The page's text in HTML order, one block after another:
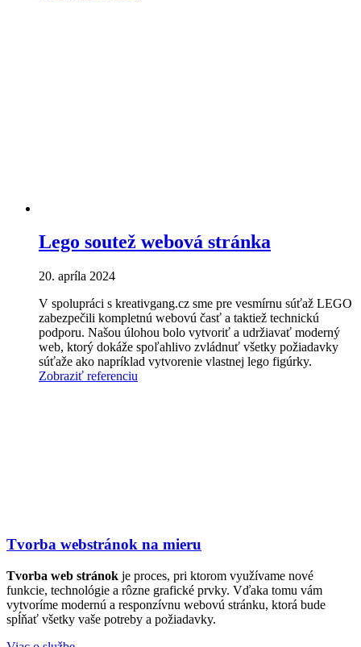
Lego soutež webová stránka
20. apríla 2024
V spolupráci s kreativgang.cz sme pre vesmírnu súťaž LEGO
zabezpečili kompletnú webovú časť a taktiež technickú
podporu. Našou úlohou bolo vytvoriť a udržiavať moderný
web, ktorý dokáže spoľahlivo zvládnuť všetky požiadavky
súťaže ako napríklad vytvorenie vlastnej lego figúrky.
Zobraziť referenciu
Tvorba webstránok na mieru
Tvorba web stránok je proces, pri ktorom využívame nové
funkcie, technológie a rôzne grafické prvky. Vďaka tomu vám
vytvoríme modernú a responzívnu webovú stránku, ktorá bude
spĺňať všetky vaše potreby a požiadavky.